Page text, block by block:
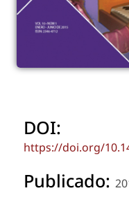
DOI:
https://doi.org/
Publicado: